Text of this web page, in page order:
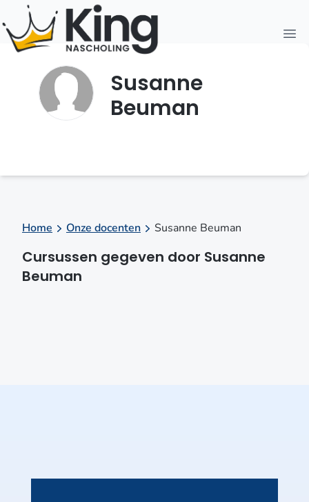
Susanne
Beuman
Home Onze docenten Susanne Beuman
Cursussen gegeven door Susanne
Beuman